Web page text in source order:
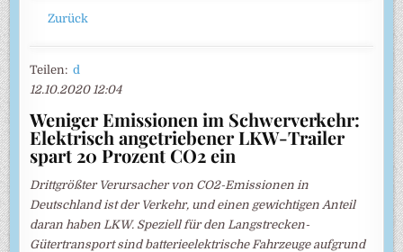
Zurück
Teilen:d
12.10.2020 12:04
Weniger Emissionen im Schwerverkehr:
Elektrisch angetriebener LKW-Trailer
spart 20 Prozent CO2 ein
Drittgrößter Verursacher von CO2-Emissionen in
Deutschland ist der Verkehr, und einen gewichtigen Anteil
daran haben LKW. Speziell für den Langstrecken-
Gütertransport sind batterieelektrische Fahrzeuge aufgrund